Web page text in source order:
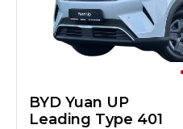
BYD Yuan UP
Leading Type 401